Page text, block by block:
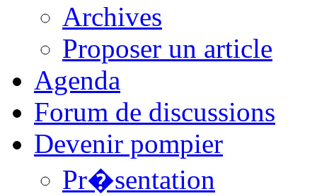
Archives
Proposer un article
Agenda
Forum de discussions
Devenir pompier
Pr�sentation